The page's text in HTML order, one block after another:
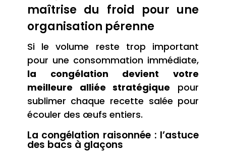
maîtrise du froid pour une
organisation pérenne
Si le volume reste trop important
pour une consommation immédiate,
la congélation devient votre
meilleure alliée stratégique pour
sublimer chaque recette salée pour
écouler des œufs entiers.
La congélation raisonnée : l’astuce
des bacs à glaçons